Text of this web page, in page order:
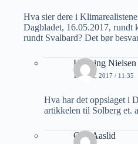
Hva sier dere i
Dagbladet, 16.05.2017, rundt
rundt Svalbard? Det bør
Henning Nielsen
16 MAI, 2017 / 11:35
Hva har det oppslaget i
artikkelen til Solberg et.
Geir Aaslid